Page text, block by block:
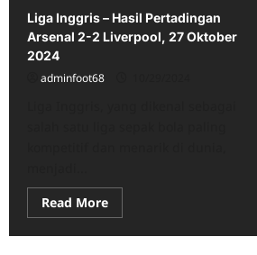
Liga Inggris – Hasil Pertadingan
Arsenal 2-2 Liverpool, 27 Oktober
2024
adminfoot68
Read MoreRead
more
Liga